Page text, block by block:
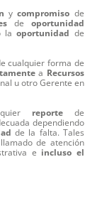
ycompromiso de
de oportunidad
laoportunidad de
cualquier forma de
a Recursos
u otro Gerente en
reportede
dependiendo
de la falta. Tales
de atención
e incluso el